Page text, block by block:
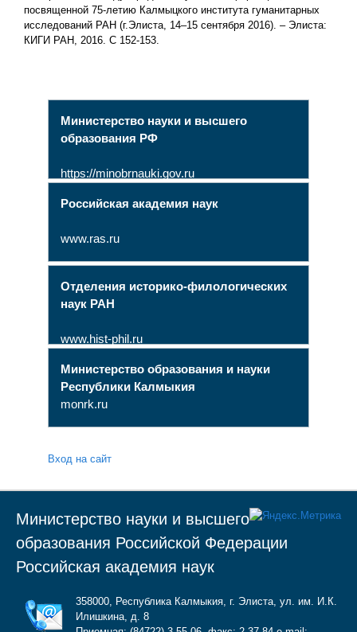
посвященной 75-летию Калмыцкого института гуманитарных
исследований РАН (г.Элиста, 14–15 сентября 2016). – Элиста:
КИГИ РАН, 2016. С 152-153.
Министерство науки и высшего
образования РФ
https://minobrnauki.gov.ru
Российская академия наук
www.ras.ru
Отделения историко-филологических
наук РАН
www.hist-phil.ru
Министерство образования и науки
Республики Калмыкия
monrk.ru
Вход на сайт
Министерство науки и высшего
образования Российской Федерации
Российская академия наук
358000, Республика Калмыкия, г. Элиста, ул. им. И.К.
Илишкина, д. 8